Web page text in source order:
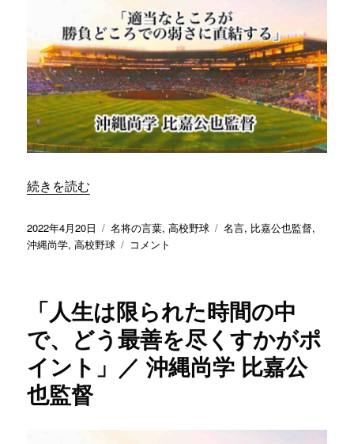
れ
た
グ
ラ
ウ
ン
ド
で
も
ラ
ー
と
は
あ
り
ま
“「適当なところが勝負どころでの弱さに直結する」／
続きを読む
投
稿
2022年4月20日
カ
テ
名将の言葉,高校野球
タ
名言, 比嘉公也監督,
沖縄尚学,高校野球
「適
こ
ろ
が
勝
コメント
「人生は限られた時間の中
で、どう最善を尽くすかがポ
イント」／ 沖縄尚学 比嘉公
也監督